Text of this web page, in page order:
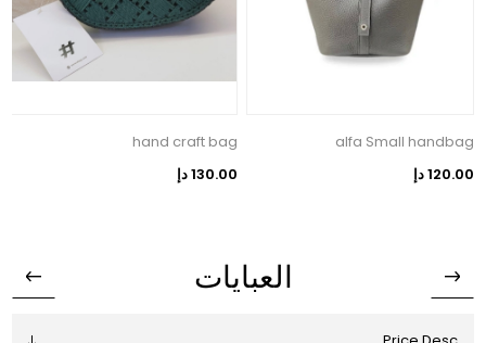
alfa Small handbag
120.00 دإ
hand craft bag
130.00 دإ
العبايات